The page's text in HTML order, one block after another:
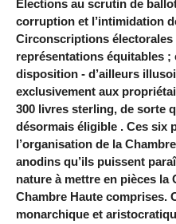
Élections au scrutin de
corruption et l’intimidation
Circonscriptions électorales
représentations équitables ;
disposition - d’ailleurs
exclusivement aux
300 livres sterling, de sorte
désormais éligible . Ces six
l’organisation de la
anodins qu’ils puissent
nature à mettre en pièces
Chambre Haute comprises.
monarchique et